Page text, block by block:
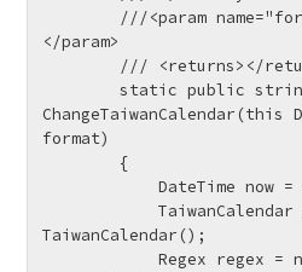
///<param
</param>
/// <returns></
static public
format)
{
DateTime now =
TaiwanCalendar tc
TaiwanCalendar();
Regex regex =